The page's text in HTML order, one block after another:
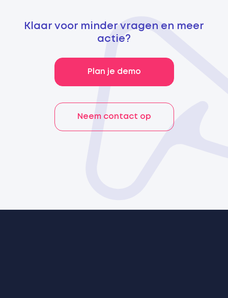
Klaar voor minder vragen en meer
actie?
Plan je demo
Neem contact op